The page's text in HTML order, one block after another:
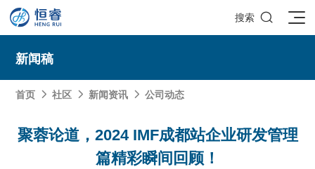
SOLIDWORKS研发设计
SOLIDWORKS 3D CAD
搜索 
新闻稿
首页  社区  新闻资讯  公司动态
聚蓉论道，2024 IMF成都站企业研发管理
篇精彩瞬间回顾！